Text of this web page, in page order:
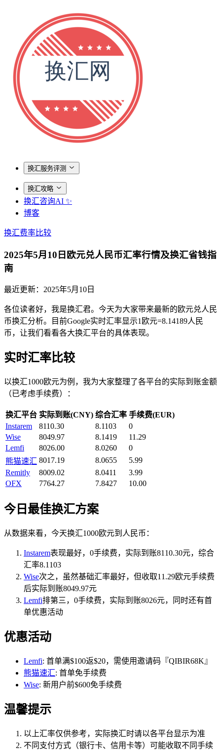
换汇服务评测
换汇攻略
换汇咨询AI ✨
博客
换汇费率比较
2025年5月10日欧元兑人民币汇率行情及换汇省钱指
南
最近更新： 2025年5月10日
各位读者好，我是换汇君。今天为大家带来最新的欧元兑人民
币换汇分析。目前Google实时汇率显示1欧元=8.14189人民
币，让我们看看各大换汇平台的具体表现。
实时汇率比较
以换汇1000欧元为例，我为大家整理了各平台的实际到账金额
（已考虑手续费）：
换汇平台 实际到账(CNY) 综合汇率 手续费(EUR)
Instarem
8110.30 8.1103
0
Wise
8049.97 8.1419
11.29
Lemfi
8026.00 8.0260
0
熊猫速汇 8017.19 8.0655
5.99
Remitly
8009.02 8.0411
3.99
OFX
7764.27 7.8427 10.00
今日最佳换汇方案
从数据来看，今天换汇1000欧元到人民币：
Instarem表现最好，0手续费，实际到账8110.30元，综合
汇率8.1103
Wise次之，虽然基础汇率最好，但收取11.29欧元手续费
后实际到账8049.97元
Lemfi排第三，0手续费，实际到账8026元，同时还有首
单优惠活动
优惠活动
Lemfi: 首单满$100返$20，需使用邀请码『QIBIR68K』
熊猫速汇: 首单免手续费
Wise: 新用户前$600免手续费
温馨提示
以上汇率仅供参考，实际换汇时请以各平台显示为准
不同支付方式（银行卡、信用卡等）可能收取不同手续